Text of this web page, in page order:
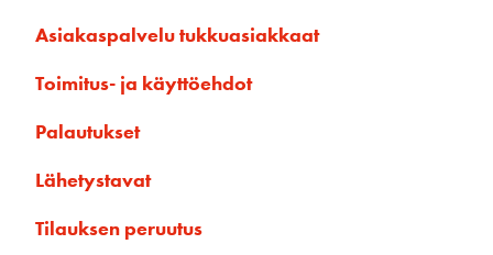
Asiakaspalvelu tukkuasiakkaat
Toimitus- ja käyttöehdot
Palautukset
Lähetystavat
Tilauksen peruutus